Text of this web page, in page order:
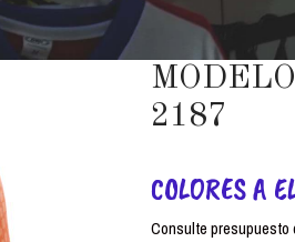
MODELO
2187
COLORES A
Consulte presupuesto